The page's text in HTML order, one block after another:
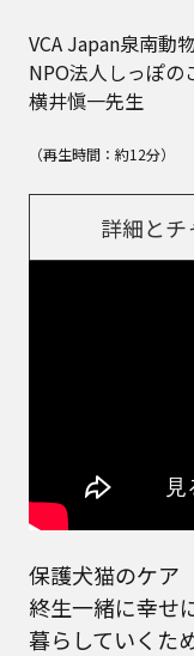
VCA Japan泉南動
NPO法人しっぽ
横井愼一先生
（再生時間：約12分）
詳細とチ
保護犬猫のケア
終生一緒に幸せ
暮らしていくた